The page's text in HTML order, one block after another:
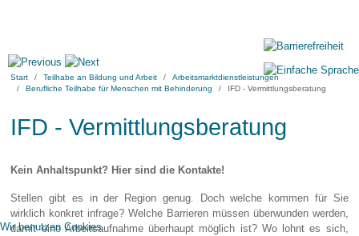
Start Teilhabe an Bildung und Arbeit
Arbeitsmarktdienstleistungen
Berufliche Teilhabe für Menschen mit Behinderung
IFD - Vermittlungsberatung
IFD - Vermittlungsberatung
Kein Anhaltspunkt? Hier sind die Kontakte!
Stellen gibt es in der Region genug. Doch welche kommen für Sie
wirklich konkret infrage? Welche Barrieren müssen überwunden werden,
damit eine Arbeitsaufnahme überhaupt möglich ist? Wo lohnt es sich,
Wir benutzen Cookies